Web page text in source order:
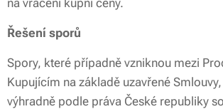
na vrácení kupní ceny.
Řešení sporů
Spory, které případně vzniknou mezi
Kupujícím na základě uzavřené
výhradně podle práva České republiky